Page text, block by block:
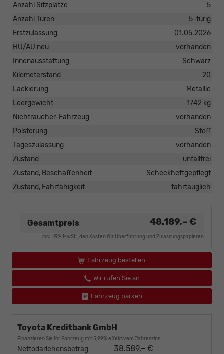
Anzahl Sitzplätze
5
Anzahl Türen
5-türig
Erstzulassung
01.05.2026
HU/AU neu
vorhanden
Innenausstattung
Schwarz
Kilometerstand
20
Lackierung
Metallic
Leergewicht
1742 kg
Nichtraucher-Fahrzeug
vorhanden
Polsterung
Stoff
Tageszulassung
vorhanden
Zustand
unfallfrei
Zustand, Beschaffenheit
Scheckheftgepflegt
Zustand, Fahrfähigkeit
fahrtauglich
Gesamtpreis 48.189,– €
incl. 19% MwSt., den Kosten für Überführung und Zulassungspapieren
Fahrzeug bestellen
Wir rufen Sie an
Fahrzeug parken
Toyota Kreditbank GmbH
Finanzieren Sie Ihr Fahrzeug mit 5,99% effektivem Jahreszins.
Nettodarlehensbetrag 38.589,– €